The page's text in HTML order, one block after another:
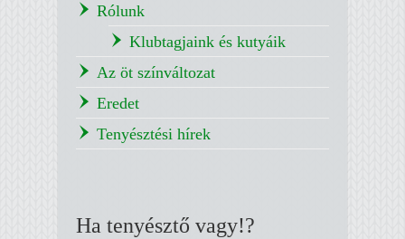
Rólunk
Klubtagjaink és kutyáik
Az öt színváltozat
Eredet
Tenyésztési hírek
Ha tenyésztő vagy!?